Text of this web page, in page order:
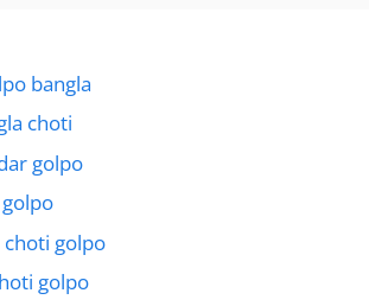
bangla
choti
golpo
golpo
golpo